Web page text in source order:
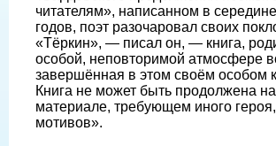
читателям», написанном в
годов, поэт разочаровал своих
«Тёркин», — писал он, — книга,
особой, неповторимой атмосфере
завершённая в этом своём особом
Книга не может быть продолжена
материале, требующем иного
мотивов».